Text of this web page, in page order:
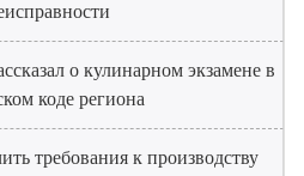
о кулинарном экзамене в
коде региона
требования к производству